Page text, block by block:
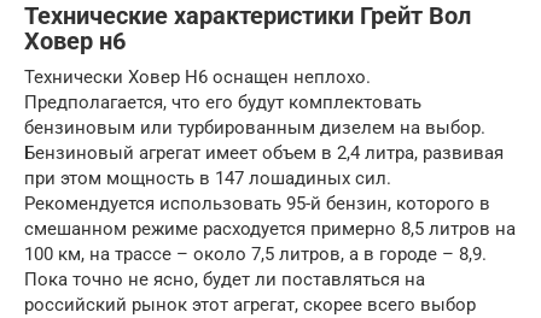
Технические характеристики Грейт Вол
Ховер н6
Технически Ховер Н6 оснащен неплохо.
Предполагается, что его будут комплектовать
бензиновым или турбированным дизелем на выбор.
Бензиновый агрегат имеет объем в 2,4 литра, развивая
при этом мощность в 147 лошадиных сил.
Рекомендуется использовать 95-й бензин, которого в
смешанном режиме расходуется примерно 8,5 литров на
100 км, на трассе – около 7,5 литров, а в городе – 8,9.
Пока точно не ясно, будет ли поставляться на
российский рынок этот агрегат, скорее всего выбор